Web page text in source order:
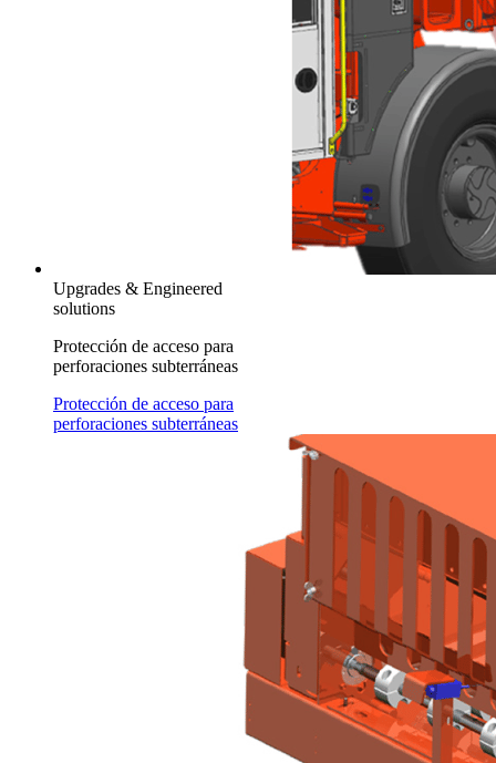
Upgrades & Engineered
solutions
Protección de acceso para
perforaciones subterráneas
Protección de acceso para
perforaciones subterráneas